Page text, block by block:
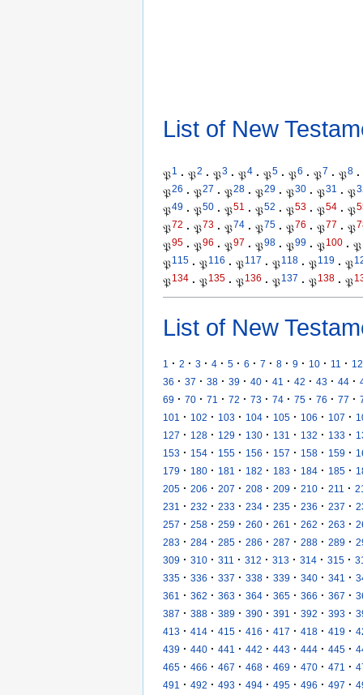
List of New
𝔓1 · 𝔓2 · 𝔓3 · 𝔓4 · 𝔓5 · 𝔓6 · 𝔓7 · 𝔓8 ·
𝔓26 · 𝔓27 · 𝔓28 · 𝔓29 · 𝔓30 · 𝔓31 · 𝔓
𝔓49 · 𝔓50 · 𝔓51 · 𝔓52 · 𝔓53 · 𝔓54 · 𝔓
𝔓72 · 𝔓73 · 𝔓74 · 𝔓75 · 𝔓76 · 𝔓77 · 𝔓
𝔓95 · 𝔓96 · 𝔓97 · 𝔓98 · 𝔓99 · 𝔓100 · 𝔓
𝔓115 · 𝔓116 · 𝔓117 · 𝔓118 · 𝔓119 · 𝔓
𝔓134 · 𝔓135 · 𝔓136 · 𝔓137 · 𝔓138 · 𝔓
List of New
1 · 2 · 3 · 4 · 5 · 6 · 7 · 8 · 9 · 10 · 11 · 12
36 · 37 · 38 · 39 · 40 · 41 · 42 · 43 · 44 ·
69 · 70 · 71 · 72 · 73 · 74 · 75 · 76 · 77 ·
101
· 102 · 103 · 104 · 105 · 106 · 107 ·
127 · 128 · 129 · 130 · 131 · 132 · 133 ·
153 · 154 · 155 · 156 · 157 · 158 · 159 ·
179 · 180 · 181 · 182 · 183 · 184 · 185 ·
205 · 206 · 207 · 208 · 209 · 210 · 211 ·
231
· 232 · 233 · 234 · 235 · 236 · 237 ·
257 · 258 · 259 · 260 · 261 · 262 · 263 ·
283 · 284 · 285 · 286 · 287 · 288 · 289 ·
309 · 310 · 311 · 312 · 313 · 314 · 315 ·
335 · 336 · 337 · 338 · 339 · 340 · 341 ·
361
· 362 · 363 · 364 · 365 · 366 · 367 ·
387 · 388 · 389 · 390 · 391 · 392 · 393 ·
413 · 414 · 415 · 416 · 417 · 418 · 419 ·
439 · 440 · 441 · 442 · 443 · 444 · 445 ·
465 · 466 · 467 · 468 · 469 · 470 · 471 ·
491
· 492 · 493 · 494 · 495 · 496 · 497 ·